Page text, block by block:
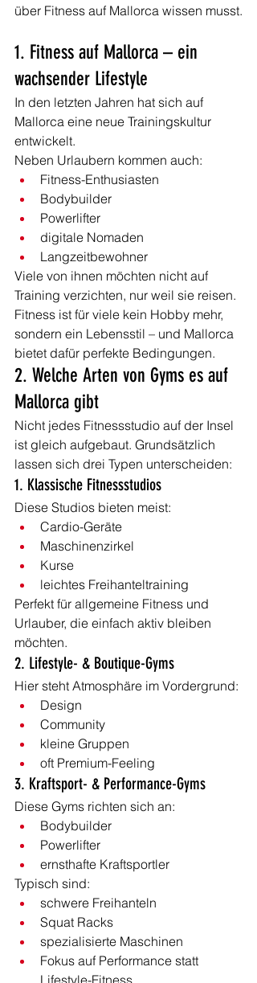
über Fitness auf Mallorca wissen musst.
1. Fitness auf Mallorca – ein
wachsender Lifestyle
In den letzten Jahren hat sich auf
Mallorca eine neue Trainingskultur
entwickelt.
Neben Urlaubern kommen auch:
Fitness-Enthusiasten
Bodybuilder
Powerlifter
digitale Nomaden
Langzeitbewohner
Viele von ihnen möchten nicht auf
Training verzichten, nur weil sie reisen.
Fitness ist für viele kein Hobby mehr,
sondern ein Lebensstil – und Mallorca
bietet dafür perfekte Bedingungen.
2. Welche Arten von Gyms es auf
Mallorca gibt
Nicht jedes Fitnessstudio auf der Insel
ist gleich aufgebaut. Grundsätzlich
lassen sich drei Typen unterscheiden:
1. Klassische Fitnessstudios
Diese Studios bieten meist:
Cardio-Geräte
Maschinenzirkel
Kurse
leichtes Freihanteltraining
Perfekt für allgemeine Fitness und
Urlauber, die einfach aktiv bleiben
möchten.
2. Lifestyle- & Boutique-Gyms
Hier steht Atmosphäre im Vordergrund:
Design
Community
kleine Gruppen
oft Premium-Feeling
3. Kraftsport- & Performance-Gyms
Diese Gyms richten sich an:
Bodybuilder
Powerlifter
ernsthafte Kraftsportler
Typisch sind:
schwere Freihanteln
Squat Racks
spezialisierte Maschinen
Fokus auf Performance statt
Lifestyle-Fitness